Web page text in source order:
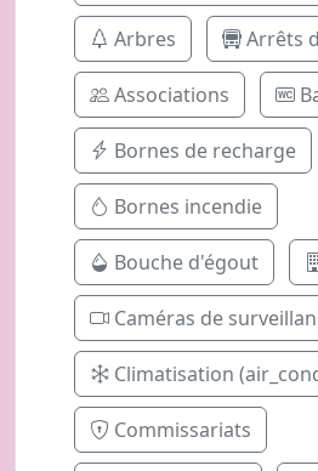
Arbres Arrêts
Associations
Bornes de recharge
Bornes incendie
Bouche d'égout
Caméras de
Climatisation
Commissariats